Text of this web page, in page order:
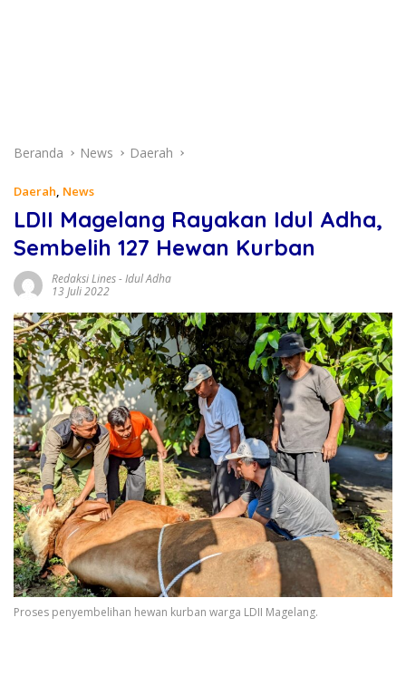
Beranda News Daerah
Daerah, News
LDII Magelang Rayakan Idul Adha,
Sembelih 127 Hewan Kurban
Redaksi Lines-Idul Adha
13 Juli 2022
Proses penyembelihan hewan kurban warga LDII Magelang.